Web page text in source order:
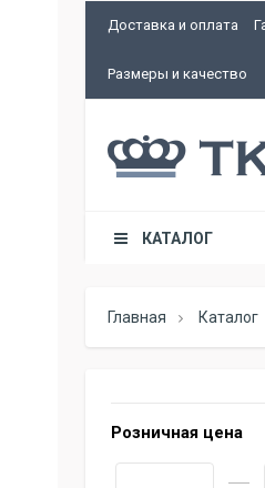
Доставка и оплата
Размеры и качество
КАТАЛОГ
Главная Каталог
Розничная цена